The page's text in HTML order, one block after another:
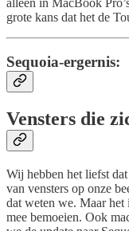
grote kans dat het de
Sequoia-ergernis:
Vensters die
Wij hebben het liefst
van vensters op onze
dat weten we. Maar het
mee bemoeien. Ook